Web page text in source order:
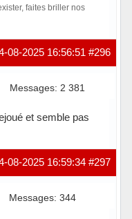
faites briller nos
#296
08-2025 16:56:51
Messages: 2 381
et semble pas
#297
08-2025 16:59:34
Messages: 344